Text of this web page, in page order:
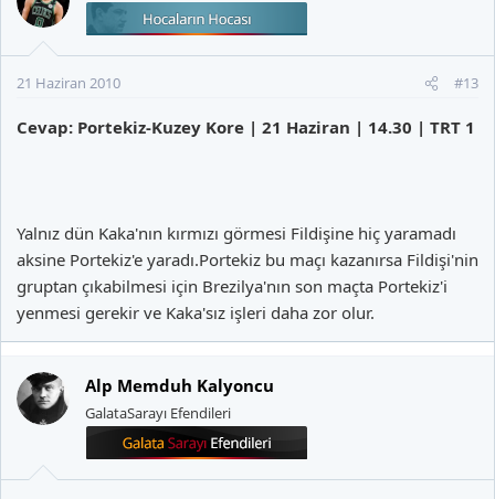
21 Haziran 2010 #13
Cevap: Portekiz-Kuzey Kore | 21 Haziran | 14.30 | TRT 1
Yalnız dün Kaka'nın kırmızı görmesi Fildişine hiç yaramadı
aksine Portekiz'e yaradı.Portekiz bu maçı kazanırsa Fildişi'nin
gruptan çıkabilmesi için Brezilya'nın son maçta Portekiz'i
yenmesi gerekir ve Kaka'sız işleri daha zor olur.
Alp Memduh Kalyoncu
GalataSarayı Efendileri